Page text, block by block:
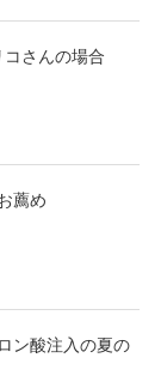
さんの場合
薦め
ン酸注入の夏の